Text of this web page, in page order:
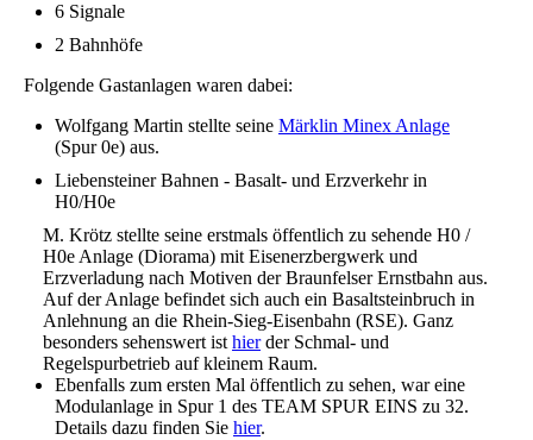
6 Signale
2 Bahnhöfe
Folgende Gastanlagen waren dabei:
Wolfgang Martin stellte seine Märklin Minex Anlage
(Spur 0e) aus.
Liebensteiner Bahnen - Basalt- und Erzverkehr in
H0/H0e
M. Krötz stellte seine erstmals öffentlich zu sehende H0 /
H0e Anlage (Diorama) mit Eisenerzbergwerk und
Erzverladung nach Motiven der Braunfelser Ernstbahn aus.
Auf der Anlage befindet sich auch ein Basaltsteinbruch in
Anlehnung an die Rhein-Sieg-Eisenbahn (RSE). Ganz
besonders sehenswert ist hierder Schmal- und
Regelspurbetrieb auf kleinem Raum.
Ebenfalls zum ersten Mal öffentlich zu sehen, war eine
Modulanlage in Spur 1 des TEAM SPUR EINS zu 32.
Details dazu finden Sie hier.